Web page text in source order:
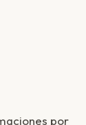
por